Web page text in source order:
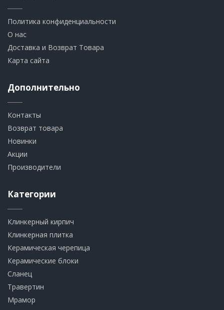
Политика конфиденциальности
О нас
Доставка и Возврат Товара
Карта сайта
Дополнительно
Контакты
Возврат товара
Новинки
Акции
Производители
Категории
Клинкерный кирпич​
​Клинкерная плитка
​Керамическая черепица
​Керамические блоки
​Сланец
Травертин​
​Мрамор